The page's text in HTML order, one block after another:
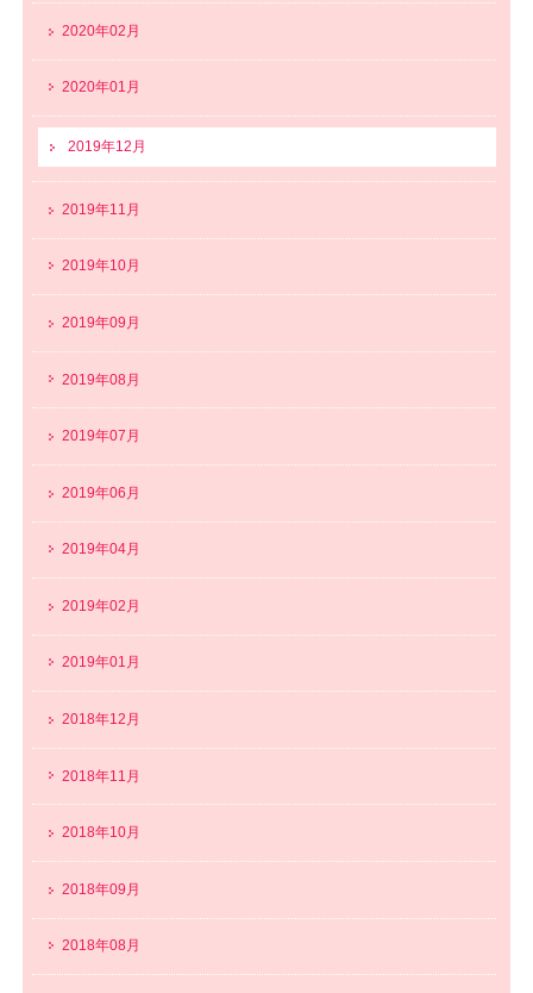
2020年02月
2020年01月
2019年12月
2019年11月
2019年10月
2019年09月
2019年08月
2019年07月
2019年06月
2019年04月
2019年02月
2019年01月
2018年12月
2018年11月
2018年10月
2018年09月
2018年08月